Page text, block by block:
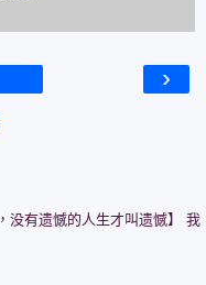
›
没有遗憾的人生才叫遗憾】 我